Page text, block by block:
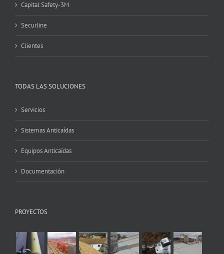
Capital Safety-3M
Securline
Clientes
TODAS LAS SOLUCIONES
Servicios
Sistemas Anticaídas
Equipos Anticaídas
Documentación
PROYECTOS